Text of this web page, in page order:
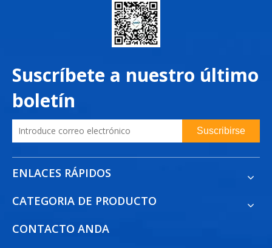
Suscríbete a nuestro último
boletín
Suscribirse
ENLACES RÁPIDOS
CATEGORIA DE PRODUCTO
CONTACTO ANDA